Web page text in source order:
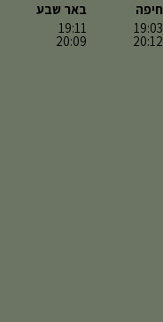
חיפה
19:03
20:12
באר שבע
19:11
20:09